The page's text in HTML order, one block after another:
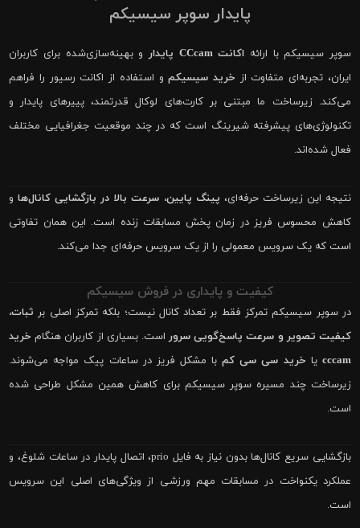
پایدار سوپر سیسیکم
سوپر سیسیکم با ارائه اکانت CCcam پایدار
و بهینه‌سازی‌شده برای کاربران
ایران، تجربه‌ای متفاوت از خرید سیسیکمو استفاده از اکانت رسیور را فراهم
می‌کند. زیرساخت ما مبتنی بر کارت‌های لوکال قدرتمند، پییرهای پایدار و
تکنولوژی‌های پیشرفته شیرینگ است که در چند موقعیت جغرافیایی مختلف
فعال شده‌اند.
نتیجه این زیرساخت حرفه‌ای، پینگ پایین، سرعت بالا در بازگشایی کانال‌هاو
کاهش محسوس فریز در زمان پخش مسابقات زنده است. این همان تفاوتی
است که یک سرویس معمولی را از یک سرویس حرفه‌ای جدا می‌کند.
کیفیت و پایداری در فروش سیسیکم
در سوپر سیسیکم تمرکز فقط بر تعداد کانال نیست؛ بلکه تمرکز اصلی بر ثبات،
کیفیت تصویر و سرعت پاسخ‌گویی سروراست. بسیاری از کاربران هنگام خرید
cccam یا خرید سی سی کمبا مشکل فریز در ساعات پیک مواجه می‌شوند.
زیرساخت چند مسیره سوپر سیسیکم برای کاهش همین مشکل طراحی شده
است.
بازگشایی سریع کانال‌ها بدون نیاز به فایل prio، اتصال پایدار در ساعات شلوغ، و
عملکرد یکنواخت در مسابقات مهم ورزشی از ویژگی‌های اصلی این سرویس
است.